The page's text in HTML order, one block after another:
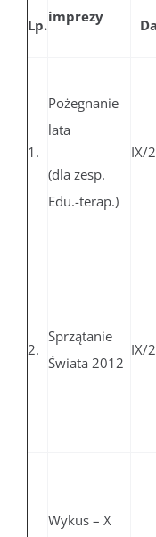
Lp.imprezy
1.
Pożegnanie
lata
(dla zesp.
Edu.-terap.)
IX/
2.
Sprzątanie
Świata 2012
IX/
Wykus – X